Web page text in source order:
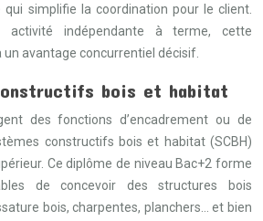
simplifie la coordination pour le client.
activité indépendante à terme, cette
avantage concurrentiel décisif.
bois et habitat
des fonctions d’encadrement ou de
constructifs bois et habitat (SCBH)
Ce diplôme de niveau Bac+2 forme
de concevoir des structures bois
bois, charpentes, planchers… et bien